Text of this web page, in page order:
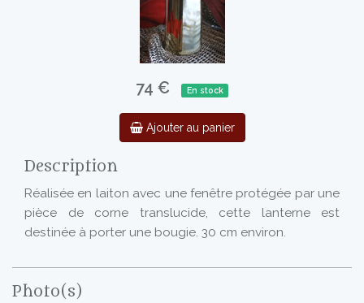
74 € En stock
Ajouter au panier
Description
Réalisée en laiton avec une fenêtre protégée par une
pièce de corne translucide, cette lanterne est
destinée à porter une bougie. 30 cm environ.
Photo(s)